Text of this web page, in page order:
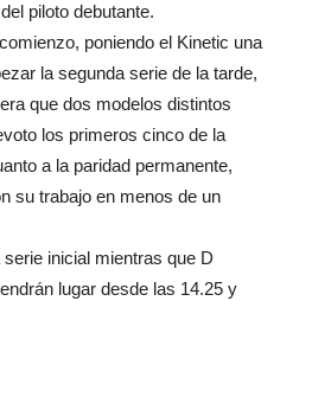
piloto debutante.
poniendo el Kinetic una
la segunda serie de la tarde,
que dos modelos distintos
los primeros cinco de la
a la paridad permanente,
su trabajo en menos de un
inicial mientras que D
lugar desde las 14.25 y